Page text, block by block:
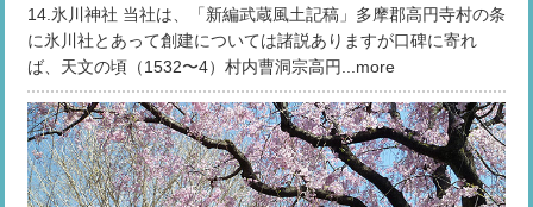
14.氷川神社 当社は、「新編武蔵風土記稿」多摩郡高円寺村の条
に氷川社とあって創建については諸説ありますが口碑に寄れ
ば、天文の頃（1532〜4）村内曹洞宗高円...more